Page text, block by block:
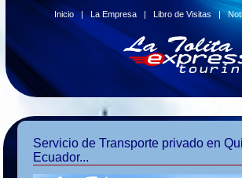
Inicio |La Empresa |Libro de Visitas |
Servicio de Transporte privado en
Ecuador...